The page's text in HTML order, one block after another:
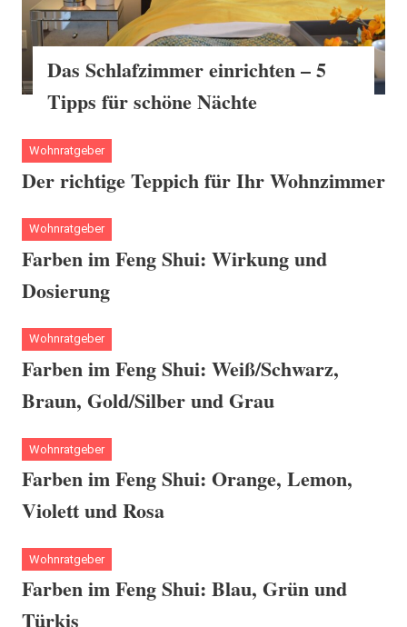
Das Schlafzimmer einrichten – 5
Tipps für schöne Nächte
Wohnratgeber
Der richtige Teppich für Ihr Wohnzimmer
Wohnratgeber
Farben im Feng Shui: Wirkung und
Dosierung
Wohnratgeber
Farben im Feng Shui: Weiß/Schwarz,
Braun, Gold/Silber und Grau
Wohnratgeber
Farben im Feng Shui: Orange, Lemon,
Violett und Rosa
Wohnratgeber
Farben im Feng Shui: Blau, Grün und
Türkis